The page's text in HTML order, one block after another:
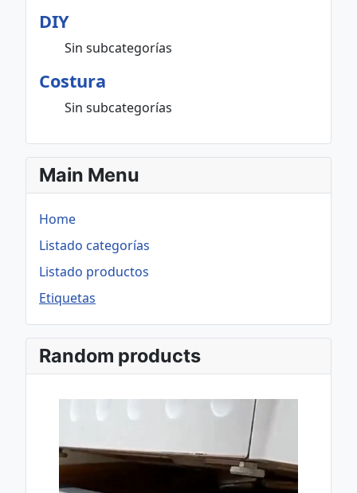
DIY
Sin subcategorías
Costura
Sin subcategorías
Main Menu
Home
Listado categorías
Listado productos
Etiquetas
Random products